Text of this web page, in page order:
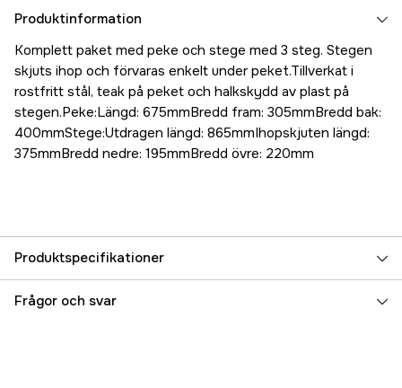
Produktinformation
Komplett paket med peke och stege med 3 steg. Stegen
skjuts ihop och förvaras enkelt under peket.Tillverkat i
rostfritt stål, teak på peket och halkskydd av plast på
stegen.Peke:Längd: 675mmBredd fram: 305mmBredd bak:
400mmStege:Utdragen längd: 865mmIhopskjuten längd:
375mmBredd nedre: 195mmBredd övre: 220mm
Produktspecifikationer
Referensnummer 5000023328
Frågor och svar